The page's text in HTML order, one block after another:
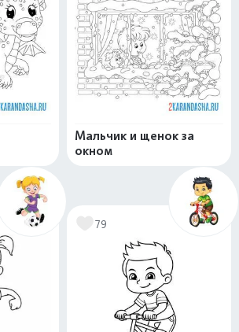
Мальчик и щенок за
окном
79